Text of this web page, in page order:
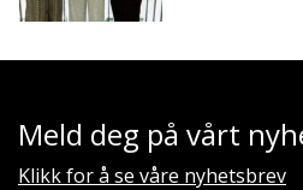
Meld deg på vårt
Klikk for å se våre nyhetsbrev